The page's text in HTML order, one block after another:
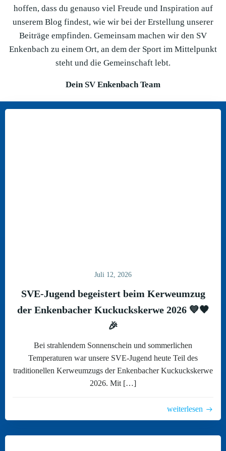
hoffen, dass du genauso viel Freude und Inspiration auf
unserem Blog findest, wie wir bei der Erstellung unserer
Beiträge empfinden. Gemeinsam machen wir den SV
Enkenbach zu einem Ort, an dem der Sport im Mittelpunkt
steht und die Gemeinschaft lebt.
Dein SV Enkenbach Team
Juli 12, 2026
SVE-Jugend begeistert beim Kerweumzug
der Enkenbacher Kuckuckskerwe 2026 💙🖤
🎉
Bei strahlendem Sonnenschein und sommerlichen
Temperaturen war unsere SVE-Jugend heute Teil des
traditionellen Kerweumzugs der Enkenbacher Kuckuckskerwe
2026. Mit […]
weiterlesen